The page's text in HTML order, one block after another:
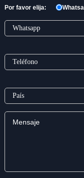
Por favor elija: